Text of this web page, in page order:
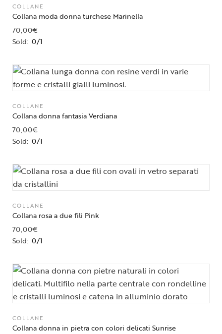
COLLANE
Collana moda donna turchese Marinella
70,00€
Sold: 0/1
COLLANE
Collana donna fantasia Verdiana
70,00€
Sold: 0/1
COLLANE
Collana rosa a due fili Pink
70,00€
Sold: 0/1
COLLANE
Collana donna in pietra con colori delicati Sunrise